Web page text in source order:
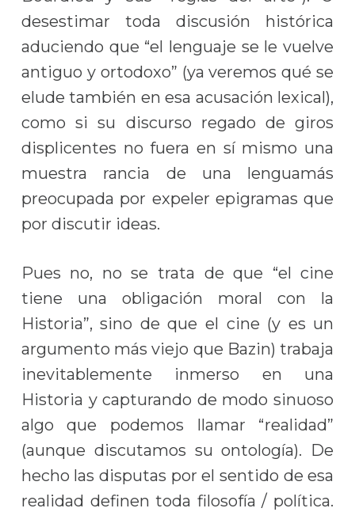
desestimar toda discusión histórica
aduciendo que “el lenguaje se le vuelve
antiguo y ortodoxo” (ya veremos qué se
elude también en esa acusación lexical),
como si su discurso regado de giros
displicentes no fuera en sí mismo una
muestra rancia de una lenguamás
preocupada por expeler epigramas que
por discutir ideas.
Pues no, no se trata de que “el cine
tiene una obligación moral con la
Historia”, sino de que el cine (y es un
argumento más viejo que Bazin) trabaja
inevitablemente inmerso en una
Historia y capturando de modo sinuoso
algo que podemos llamar “realidad”
(aunque discutamos su ontología). De
hecho las disputas por el sentido de esa
realidad definen toda filosofía / política.